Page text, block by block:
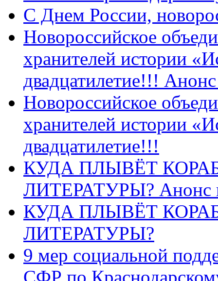
C Днем России,
Новороссийское
хранителей истории
двадцатилетие!!!
Новороссийское
хранителей истории
двадцатилетие!!!
КУДА ПЛЫВЁТ
ЛИТЕРАТУРЫ? Анонс
КУДА ПЛЫВЁТ
ЛИТЕРАТУРЫ?
9 мер социальной